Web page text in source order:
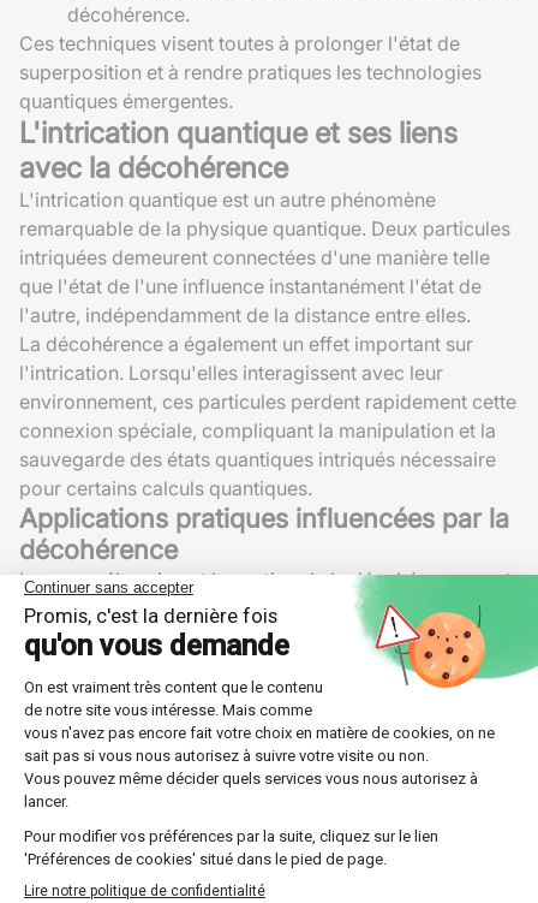
décohérence.
Ces techniques visent toutes à prolonger l'état de
superposition et à rendre pratiques les technologies
quantiques émergentes.
L'intrication quantique et ses liens
avec la décohérence
L'intrication quantique est un autre phénomène
remarquable de la physique quantique. Deux particules
intriquées demeurent connectées d'une manière telle
que l'état de l'une influence instantanément l'état de
l'autre, indépendamment de la distance entre elles.
La décohérence a également un effet important sur
l'intrication. Lorsqu'elles interagissent avec leur
environnement, ces particules perdent rapidement cette
connexion spéciale, compliquant la manipulation et la
sauvegarde des états quantiques intriqués nécessaire
pour certains calculs quantiques.
Applications pratiques influencées par la
décohérence
La compréhension et la gestion de la décohérence sont
vitales pour plusieurs domaines technologiques
naissants. Les ordinateurs quantiques, notamment,
dépendent de la capacité à maintenir des états
quantiques en superposition pour effectuer des tâches
de calcul extraordinairement rapides.
De même, les communications sécurisées via intrication
quantique pour des réseaux internet impénétrables
reposent sur la réduction de la décohérence. Sans cela,
l'état sécurisé des messages échangés pourrait être
compromis.